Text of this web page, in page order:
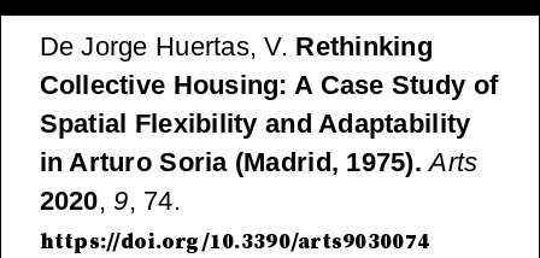
De Jorge Huertas, V. Rethinking
Collective Housing: A Case Study of
Spatial Flexibility and Adaptability
in Arturo Soria (Madrid, 1975). Arts
2020, 9, 74.
https://doi.org/10.3390/arts9030074